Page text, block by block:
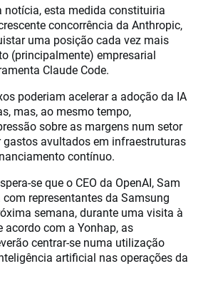
notícia, esta medida constituiria
concorrência da Anthropic,
uma posição cada vez mais
(principalmente) empresarial
Claude Code.
poderiam acelerar a adoção da IA
mas, ao mesmo tempo,
sobre as margens num setor
gastos avultados em infraestruturas
contínuo.
se que o CEO da OpenAI, Sam
representantes da Samsung
semana, durante uma visita à
acordo com a Yonhap, as
centrar-se numa utilização
artificial nas operações da